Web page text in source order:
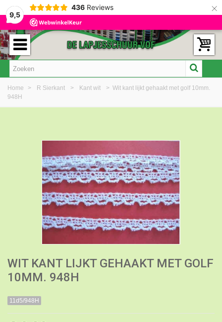
9,5
436 Reviews ×
Home > R Sierkant > Kant wit > Wit kant lijkt gehaakt met golf 10mm.
948H
WIT KANT LIJKT GEHAAKT MET GOLF
10MM. 948H
11d5/948H